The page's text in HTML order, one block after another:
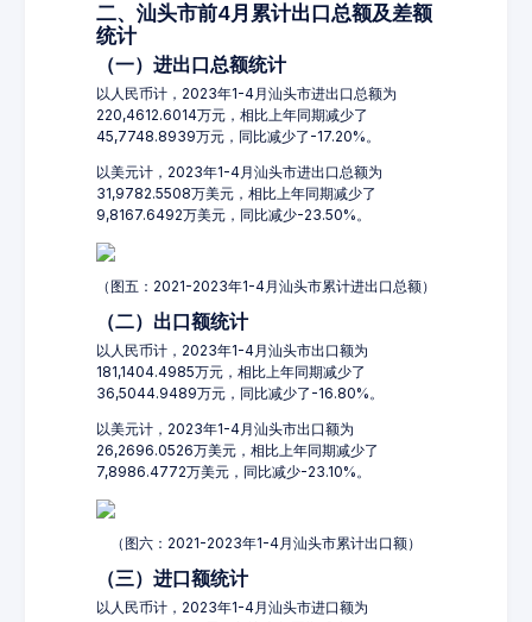
二、汕头市前4月累计出口总额及差额
统计
（一）进出口总额统计
以人民币计，2023年1-4月汕头市进出口总额为
220,4612.6014万元，相比上年同期减少了
45,7748.8939万元，同比减少了-17.20%。
以美元计，2023年1-4月汕头市进出口总额为
31,9782.5508万美元，相比上年同期减少了
9,8167.6492万美元，同比减少-23.50%。
（图五：2021-2023年1-4月汕头市累计进出口总额）
（二）出口额统计
以人民币计，2023年1-4月汕头市出口额为
181,1404.4985万元，相比上年同期减少了
36,5044.9489万元，同比减少了-16.80%。
以美元计，2023年1-4月汕头市出口额为
26,2696.0526万美元，相比上年同期减少了
7,8986.4772万美元，同比减少-23.10%。
（图六：2021-2023年1-4月汕头市累计出口额）
（三）进口额统计
以人民币计，2023年1-4月汕头市进口额为